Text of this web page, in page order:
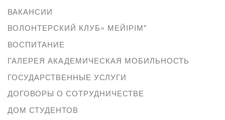
ВАКАНСИИ
ВОЛОНТЕРСКИЙ КЛУБ» МЕЙІРІМ"
ВОСПИТАНИЕ
ГАЛЕРЕЯ АКАДЕМИЧЕСКАЯ МОБИЛЬНОСТЬ
ГОСУДАРСТВЕННЫЕ УСЛУГИ
ДОГОВОРЫ О СОТРУДНИЧЕСТВЕ
ДОМ СТУДЕНТОВ